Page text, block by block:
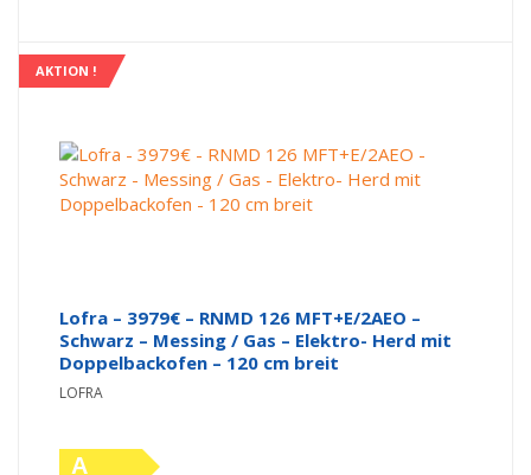
AKTION !
Lofra – 3979€ – RNMD 126 MFT+E/2AEO –
Schwarz – Messing / Gas – Elektro- Herd mit
Doppelbackofen – 120 cm breit
LOFRA
A